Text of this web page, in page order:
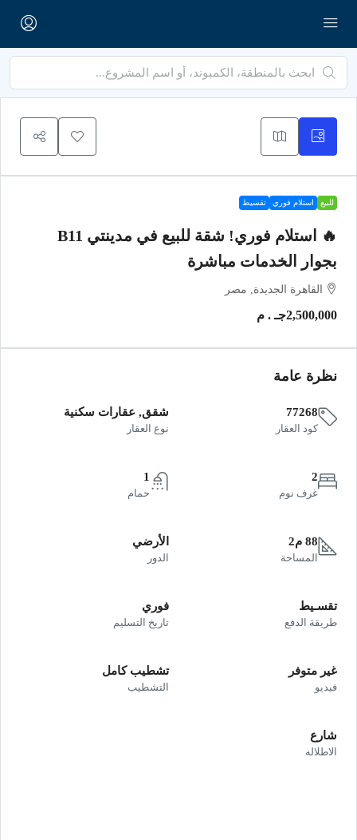
للبيع استلام فوري تقسيط
🔥 استلام فوري! شقة للبيع في مدينتي B11
بجوار الخدمات مباشرة
القاهرة الجديدة, مصر
2,500,000جـ . م
نظرة عامة
77268
كود العقار
شقق, عقارات سكنية
نوع العقار
2
غرف نوم
1
حمام
88 م2
المساحة
الأرضي
الدور
تقسـيط
طريقة الدفع
فوري
تاريخ التسليم
غير متوفر
فيديو
تشطيب كامل
التشطيب
شارع
الاطلاله